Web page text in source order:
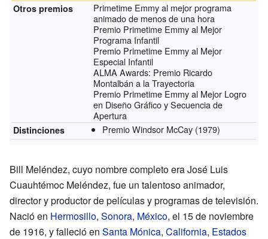
Otros premios
Primetime Emmy al mejor programa
animado de menos de una hora
Premio Primetime Emmy al Mejor
Programa Infantil
Premio Primetime Emmy al Mejor
Especial Infantil
ALMA Awards: Premio Ricardo
Montalbán a la Trayectoria
Premio Primetime Emmy al Mejor Logro
en Diseño Gráfico y Secuencia de
Apertura
Distinciones Premio Windsor McCay (1979)
Bill Meléndez, cuyo nombre completo era José Luis
Cuauhtémoc Meléndez, fue un talentoso animador,
director y productor de películas y programas de televisión.
Nació en Hermosillo, Sonora, México, el 15 de noviembre
de 1916, y falleció en Santa Mónica, California, Estados